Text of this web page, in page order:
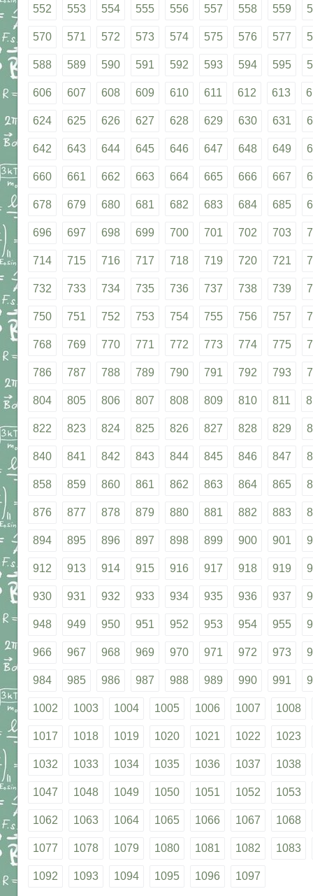
552 553 554 555 556 557 558 559
570 571 572 573 574 575 576 577
588 589 590 591 592 593 594 595
606 607 608 609 610 611 612 613
624 625 626 627 628 629 630 631
642 643 644 645 646 647 648 649
660 661 662 663 664 665 666 667
678 679 680 681 682 683 684 685
696 697 698 699 700 701 702 703
714 715 716 717 718 719 720 721
732 733 734 735 736 737 738 739
750 751 752 753 754 755 756 757
768 769 770 771 772 773 774 775
786 787 788 789 790 791 792 793
804 805 806 807 808 809 810 811
822 823 824 825 826 827 828 829
840 841 842 843 844 845 846 847
858 859 860 861 862 863 864 865
876 877 878 879 880 881 882 883
894 895 896 897 898 899 900 901
912 913 914 915 916 917 918 919
930 931 932 933 934 935 936 937
948 949 950 951 952 953 954 955
966 967 968 969 970 971 972 973
984 985 986 987 988 989 990 991
1002 1003 1004 1005 1006 1007 1008
1017 1018 1019 1020 1021 1022 1023
1032 1033 1034 1035 1036 1037 1038
1047 1048 1049 1050 1051 1052 1053
1062 1063 1064 1065 1066 1067 1068
1077 1078 1079 1080 1081 1082 1083
1092 1093 1094 1095 1096 1097